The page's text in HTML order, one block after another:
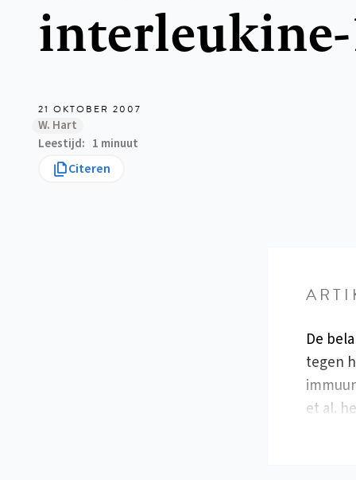
21 OKTOBER 2007
W. Hart
Leestijd
1 minuut
Citeren
De
tegen
et al.